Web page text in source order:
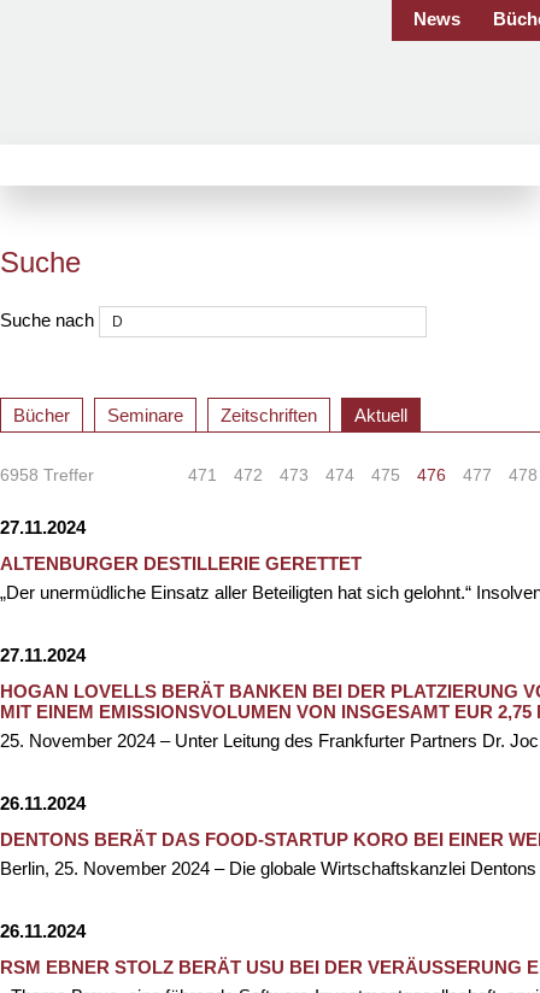
News
Suche
Suche nach
Bücher Seminare Zeitschriften Aktuell
6958 Treffer 471 472 473 474 475 476 477 478
27.11.2024
ALTENBURGER DESTILLERIE GERETTET
„Der unermüdliche Einsatz aller Beteiligten hat sich gelohnt.“
27.11.2024
HOGAN LOVELLS BERÄT BANKEN BEI DER PLATZIERUNG
MIT EINEM EMISSIONSVOLUMEN VON INSGESAMT EUR 2,75
25. November 2024 – Unter Leitung des Frankfurter Partners Dr.
26.11.2024
DENTONS BERÄT DAS FOOD-STARTUP KORO BEI EINER
Berlin, 25. November 2024 – Die globale Wirtschaftskanzlei
26.11.2024
RSM EBNER STOLZ BERÄT USU BEI DER VERÄUSSERUNG